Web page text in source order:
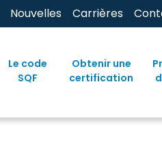
Nouvelles Carrières
Le code
SQF
Obtenir une
certification